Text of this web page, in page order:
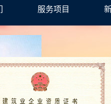
服务项目